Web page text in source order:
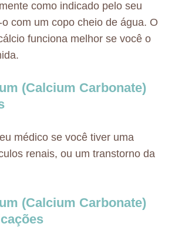
como indicado pelo seu
com um copo cheio de água. O
funciona melhor se você o
(Calcium Carbonate)
médico se você tiver uma
renais, ou um transtorno da
(Calcium Carbonate)